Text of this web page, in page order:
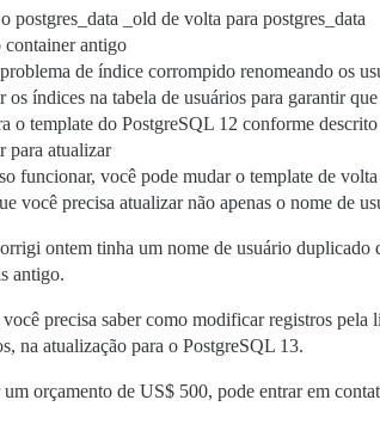
postgres_data _old de volta para postgres_data
container antigo
de índice corrompido renomeando os
os índices na tabela de usuários para garantir
o template do PostgreSQL 12 conforme
para atualizar
funcionar, você pode mudar o template de
você precisa atualizar não apenas o nome de
ontem tinha um nome de usuário
antigo.
precisa saber como modificar registros
na atualização para o PostgreSQL 13.
orçamento de US$ 500, pode entrar em